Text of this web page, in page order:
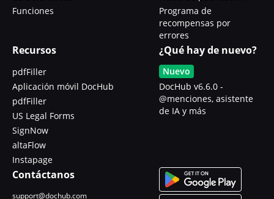
Funciones
Programa de
recompensas por
errores
Recursos
pdfFiller
Aplicación móvil DocHub
pdfFiller
US Legal Forms
SignNow
altaFlow
Instapage
¿Qué hay de nuevo?
Nuevo
DocHub v6.6.0 -
@menciones, asistente
de IA y más
Contáctanos
support@dochub.com